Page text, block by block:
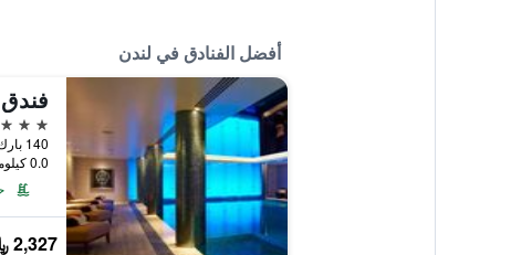
أفضل الفنادق في لندن
5 نجوم
140 بارك لين، لندن،, لندن, المملكة المتحدة
0.0 كيلومتر عن وسط المدينة
2,327 ﷼